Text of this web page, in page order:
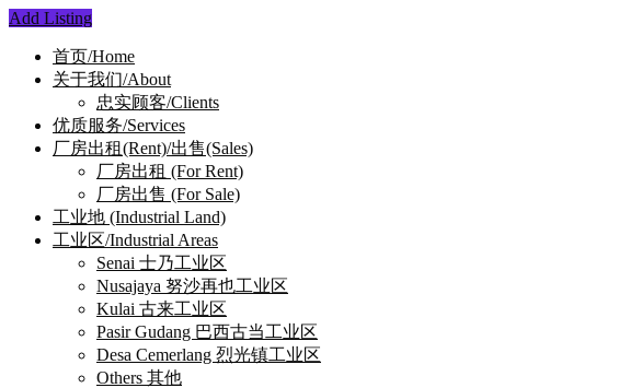
Add Listing
首页/Home
关于我们/About
忠实顾客/Clients
优质服务/Services
厂房出租(Rent)/出售(Sales)
厂房出租 (For Rent)
厂房出售 (For Sale)
工业地 (Industrial Land)
工业区/Industrial Areas
Senai 士乃工业区
Nusajaya 努沙再也工业区
Kulai 古来工业区
Pasir Gudang 巴西古当工业区
Desa Cemerlang 烈光镇工业区
Others 其他